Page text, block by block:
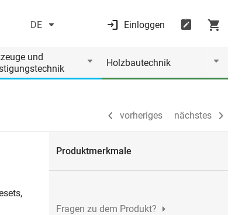
DE Einloggen
und
Holzbautechnik
vorheriges nächstes
vorheriges nächstes
Produktmerkmale
Fragen zu dem Produkt?